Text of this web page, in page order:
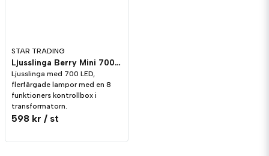
STAR TRADING
Ljusslinga Berry Mini 700st Vit
Ljusslinga med 700 LED,
flerfärgade lampor med en 8
funktioners kontrollbox i
transformatorn.
598 kr / st